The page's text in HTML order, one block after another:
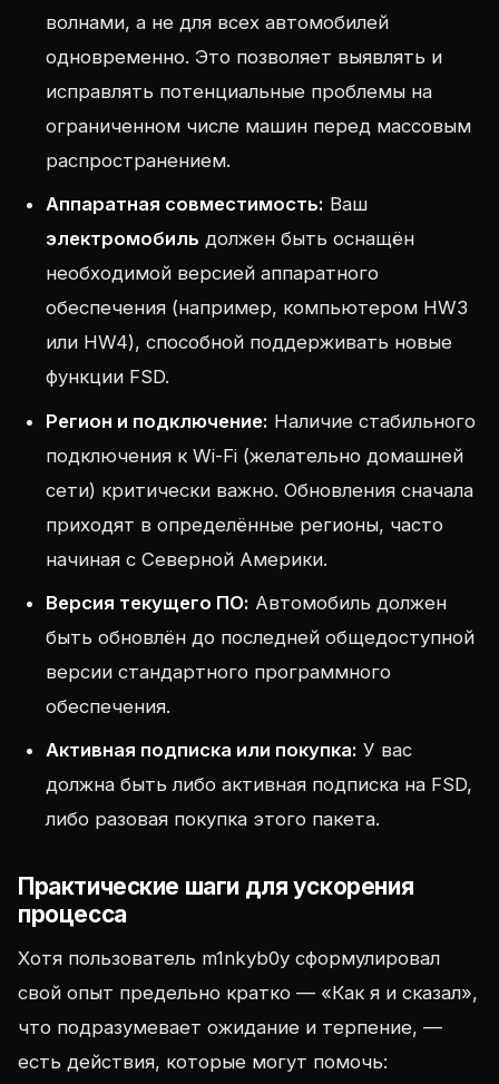
волнами, а не для всех автомобилей
одновременно. Это позволяет выявлять и
исправлять потенциальные проблемы на
ограниченном числе машин перед массовым
распространением.
Аппаратная совместимость: Ваш
электромобиль должен быть оснащён
необходимой версией аппаратного
обеспечения (например, компьютером HW3
или HW4), способной поддерживать новые
функции FSD.
Регион и подключение: Наличие стабильного
подключения к Wi-Fi (желательно домашней
сети) критически важно. Обновления сначала
приходят в определённые регионы, часто
начиная с Северной Америки.
Версия текущего ПО: Автомобиль должен
быть обновлён до последней общедоступной
версии стандартного программного
обеспечения.
Активная подписка или покупка: У вас
должна быть либо активная подписка на FSD,
либо разовая покупка этого пакета.
Практические шаги для ускорения
процесса
Хотя пользователь m1nkyb0y сформулировал
свой опыт предельно кратко — «Как я и сказал»,
что подразумевает ожидание и терпение, —
есть действия, которые могут помочь: